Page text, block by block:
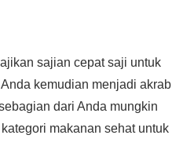
sajian cepat saji untuk
kemudian menjadi akrab
dari Anda mungkin
makanan sehat untuk